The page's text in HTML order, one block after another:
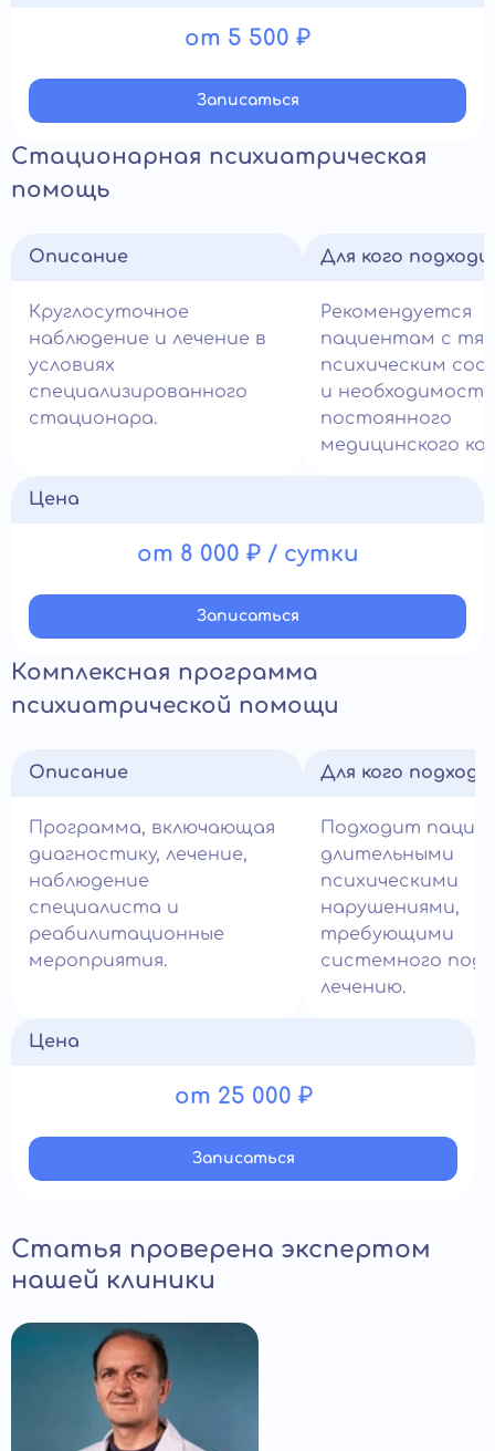
от 5 500 ₽
Записатьcя
Стационарная психиатрическая
помощь
Описание
Круглосуточное
наблюдение и лечение в
условиях
специализированного
стационара.
Для кого
Рекомендуется
пациентам с
психическим
и
постоянного
медицинского
Цена
от 8 000 ₽ / сутки
Записатьcя
Комплексная программа
психиатрической помощи
Описание
Программа, включающая
диагностику, лечение,
наблюдение
специалиста и
реабилитационные
мероприятия.
Для кого
Подходит
длительными
психическими
нарушениями,
требующими
системного
лечению.
Цена
от 25 000 ₽
Записатьcя
Статья проверена экспертом
нашей клиники